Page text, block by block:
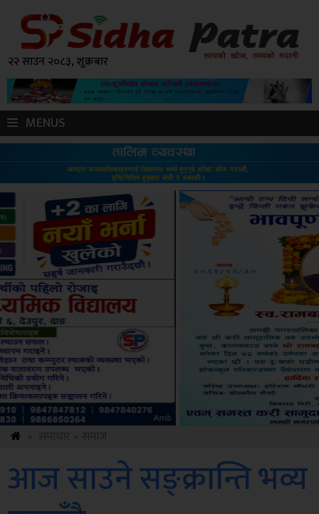
२२ साउन २०८३, शुक्रबार
MENUS
ksbus
आज साउने सङ्क्रान्ति भव्य